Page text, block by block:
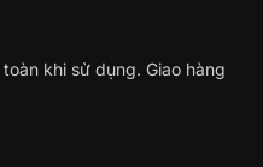
khi sử dụng. Giao hàng